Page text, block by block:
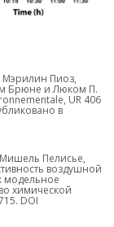
Пиоз,
Брюне и Люком П.
UR 406
в
Пелисье,
воздушной
модельное
химической
DOI